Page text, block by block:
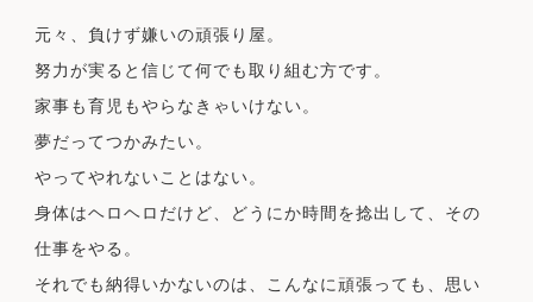
元々、負けず嫌いの頑張り屋。
努力が実ると信じて何でも取り組む方です。
家事も育児もやらなきゃいけない。
夢だってつかみたい。
やってやれないことはない。
身体はヘロヘロだけど、どうにか時間を捻出して、その
仕事をやる。
それでも納得いかないのは、こんなに頑張っても、思い